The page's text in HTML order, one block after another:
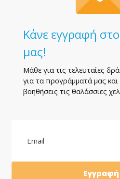
Κάνε εγγραφή
μας!
Μάθε για τις τελευταίες
για τα προγράμματά μας
βοηθήσεις τις θαλάσσιες
Εγγραφή